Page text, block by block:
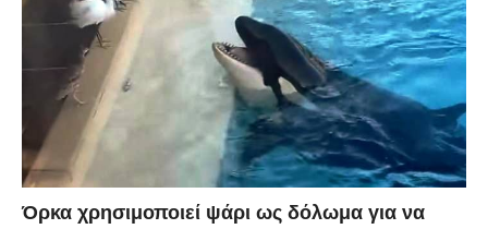
Όρκα χρησιμοποιεί ψάρι ως δόλωμα για να